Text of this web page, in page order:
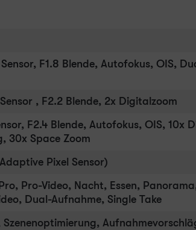
F1.8 Blende, Autofokus, OIS,
, F2.2 Blende, 2x Digitalzoom
F2.4 Blende, Autofokus, OIS, 10x
30x Space Zoom
Pixel Sensor)
Pro-Video, Nacht, Essen,
Dual-Aufnahme, Single Take